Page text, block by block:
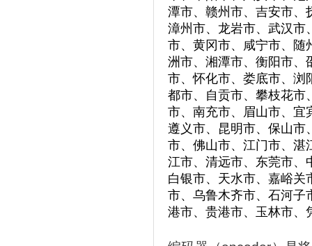
潭市、赣州市、吉安市、
漳州市、龙岩市、武汉市
市、黄冈市、咸宁市、随
洲市、湘潭市、衡阳市、
市、怀化市、娄底市、浏
都市、自贡市、攀枝花市
市、南充市、眉山市、宜
遵义市、昆明市、保山市
市、佛山市、江门市、湛
江市、清远市、东莞市、
白银市、天水市、嘉峪关
市、乌鲁木齐市、石河子
港市、贵港市、玉林市、